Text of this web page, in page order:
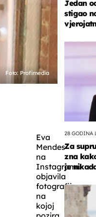
Foto: Profimedia
Eva
Mendes
na
Instagramu
objavila
fotografiju
na
kojoj
Jedan
stigao
28 GODINA
Za
zna
je